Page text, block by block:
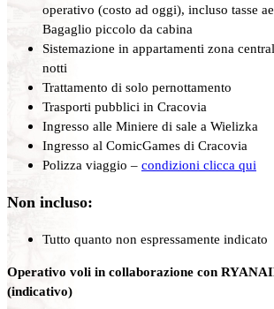
operativo (costo ad oggi), incluso tasse
Bagaglio piccolo da cabina
Sistemazione in appartamenti zona
notti
Trattamento di solo pernottamento
Trasporti pubblici in Cracovia
Ingresso alle Miniere di sale a Wielizka
Ingresso al ComicGames di Cracovia
Polizza viaggio – condizioni clicca qui
Non incluso:
Tutto quanto non espressamente indicato
Operativo voli in collaborazione con
(indicativo)